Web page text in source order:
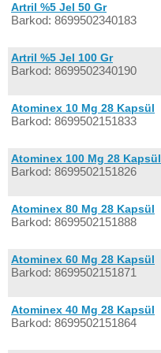
Artril %5 Jel 50 Gr
Barkod: 8699502340183
Artril %5 Jel 100 Gr
Barkod: 8699502340190
Atominex 10 Mg 28 Kapsül
Barkod: 8699502151833
Atominex 100 Mg 28 Kapsül
Barkod: 8699502151826
Atominex 80 Mg 28 Kapsül
Barkod: 8699502151888
Atominex 60 Mg 28 Kapsül
Barkod: 8699502151871
Atominex 40 Mg 28 Kapsül
Barkod: 8699502151864